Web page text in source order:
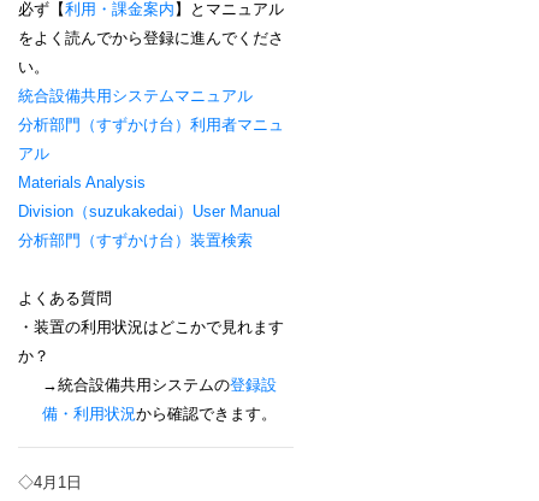
必ず【利用・課金案内 】とマニュアル
をよく読んでから登録に進んでくださ
い。
統合設備共用システムマニュアル
分析部門（すずかけ台）利用者マニュ
アル
Materials Analysis
Division （suzukakedai）User Manual
分析部門（すずかけ台）装置検索
よくある質問
・装置の利用状況はどこかで見れます
か？
→統合設備共用システムの登録設
備・利用状況から確認できます。
◇4月1日